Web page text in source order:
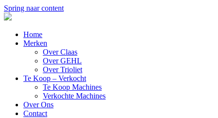
Spring naar content
Home
Merken
Over Claas
Over GEHL
Over Trioliet
Te Koop – Verkocht
Te Koop Machines
Verkochte Machines
Over Ons
Contact